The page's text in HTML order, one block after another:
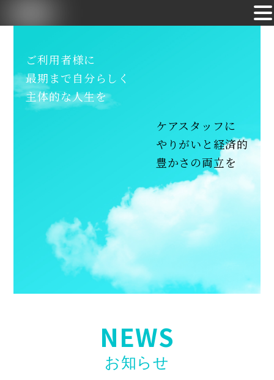
content
ご利用者様に
最期まで自分らしく
主体的な人生を
ケアスタッフに
やりがいと経済的
豊かさの両立を
NEWS
お知らせ